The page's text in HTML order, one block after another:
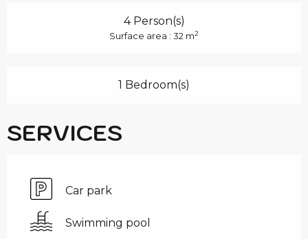
4 Person(s)
Surface area : 32 m2
1 Bedroom(s)
SERVICES
Car park
Swimming pool